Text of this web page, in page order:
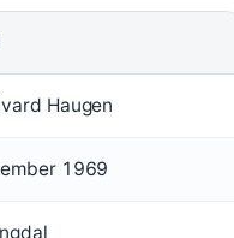
Haugen
1969